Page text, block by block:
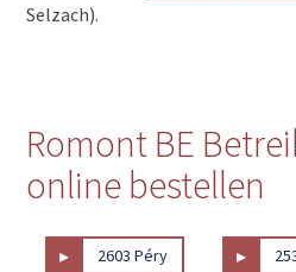
Selzach).
Romont BE
online bestellen
▸ 2603 Péry ▸